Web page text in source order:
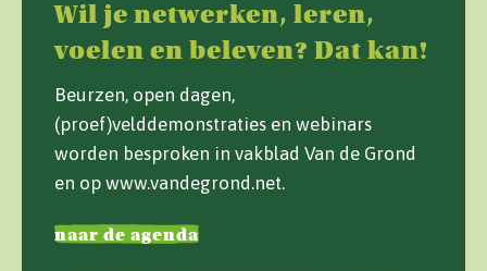
Wil je netwerken, leren,
voelen en beleven? Dat kan!
Beurzen, open dagen,
(proef)velddemonstraties en webinars
worden besproken in vakblad Van de Grond
en op www.vandegrond.net.
naar de agenda